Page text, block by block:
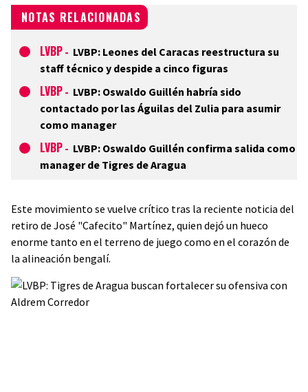
NOTAS RELACIONADAS
LVBP - LVBP: Leones del Caracas reestructura su
staff técnico y despide a cinco figuras
LVBP - LVBP: Oswaldo Guillén habría sido
contactado por las Águilas del Zulia para asumir
como manager
LVBP - LVBP: Oswaldo Guillén confirma salida como
manager de Tigres de Aragua
Este movimiento se vuelve crítico tras la reciente noticia del
retiro de José "Cafecito" Martínez, quien dejó un hueco
enorme tanto en el terreno de juego como en el corazón de
la alineación bengalí.